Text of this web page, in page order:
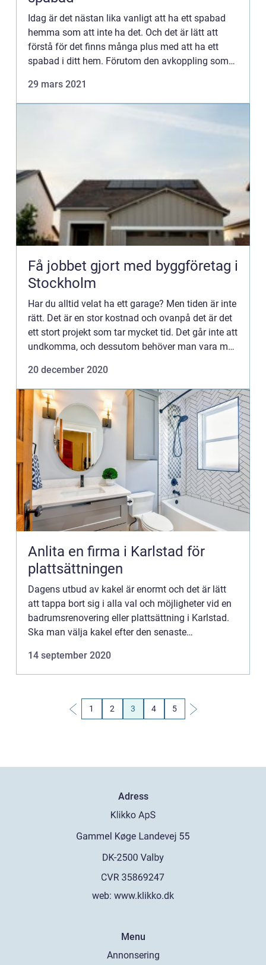
Idag är det nästan lika vanligt att ha ett spabad
hemma som att inte ha det. Och det är lätt att
förstå för det finns många plus med att ha ett
spabad i ditt hem. Förutom den avkoppling som
kan du även ...
29 mars 2021
Få jobbet gjort med byggföretag i
Stockholm
Har du alltid velat ha ett garage? Men tiden är inte
rätt. Det är en stor kostnad och ovanpå det är det
ett stort projekt som tar mycket tid. Det går inte att
undkomma, och dessutom behöver man vara mer
20 december 2020
Anlita en firma i Karlstad för
plattsättningen
Dagens utbud av kakel är enormt och det är lätt
att tappa bort sig i alla val och möjligheter vid en
badrumsrenovering eller plattsättning i Karlstad.
Ska man välja kakel efter den senaste
harmoniserar med inre...
14 september 2020
1 2 3 4 5
Adress
web: www.klikko.dk
Menu
Annonsering